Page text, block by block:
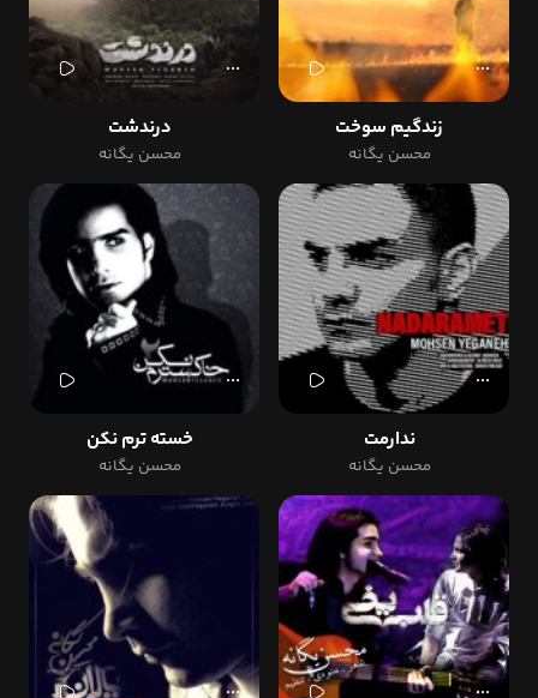
زندگیم سوخت
محسن یگانه
درندشت
محسن یگانه
ندارمت
محسن یگانه
خسته ترم نکن
محسن یگانه